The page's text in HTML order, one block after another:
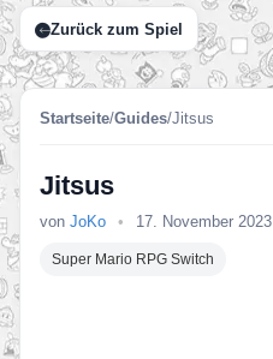
Zurück zum Spiel
Startseite/Guides/Jitsus
Jitsus
von JoKo • 17. November 2023
Super Mario RPG Switch